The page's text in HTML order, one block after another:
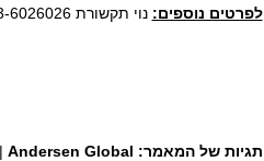
לפרטים נוספים: נוי תקשורת 03-6026026 זהר 052-2641769
תגיות של המאמר: | Andersen Global